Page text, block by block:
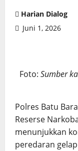
Harian Dialog
Juni 1, 2026
Foto: Sumber
Polres Batu
Reserse
menunjukkan
peredaran